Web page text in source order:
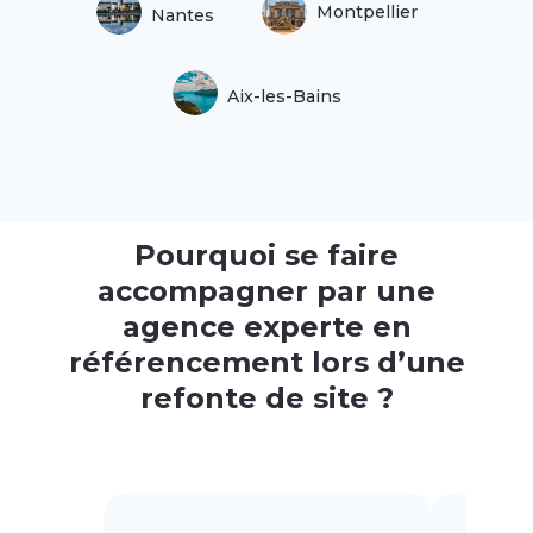
Nantes Montpellier
Aix-les-Bains
Pourquoi se faire
accompagner par une
agence experte en
référencement lors d’une
refonte de site ?